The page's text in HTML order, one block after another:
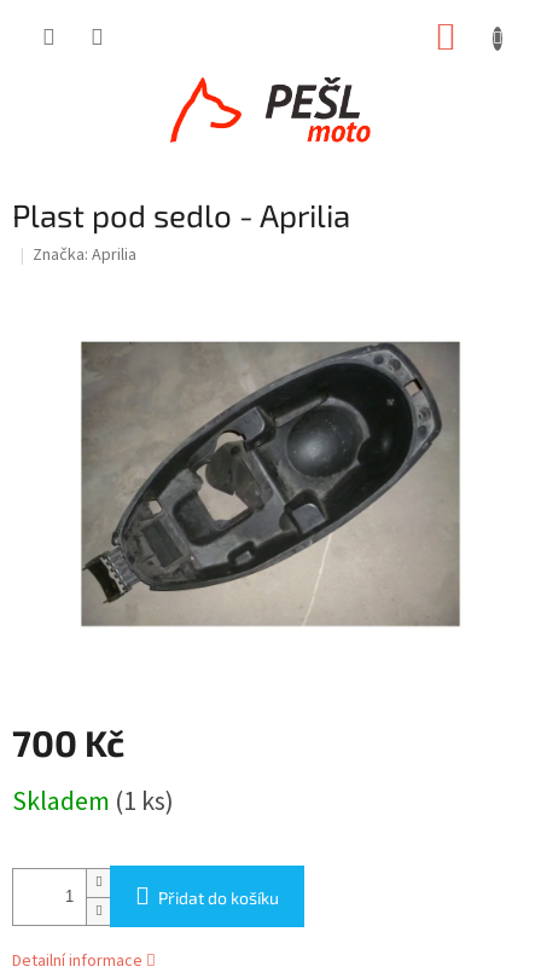
Plast pod sedlo - Aprilia
Značka: Aprilia
700 Kč
cena:
Skladem (1 ks)
Přidat do košíku
Detailní informace